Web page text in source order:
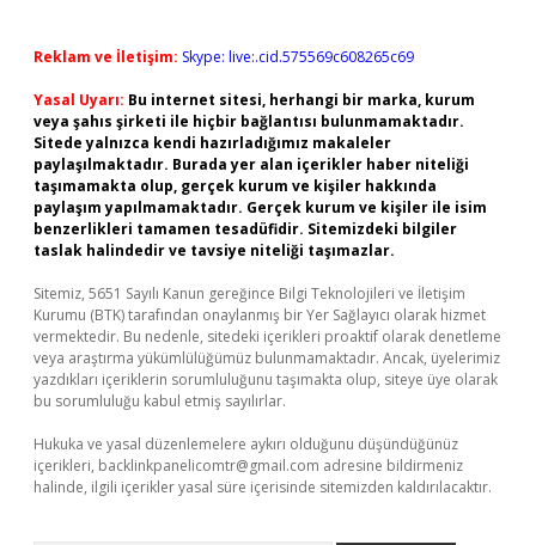
Reklam ve İletişim: Skype: live:.cid.575569c608265c69
Yasal Uyarı: Bu internet sitesi, herhangi bir marka, kurum
veya şahıs şirketi ile hiçbir bağlantısı bulunmamaktadır.
Sitede yalnızca kendi hazırladığımız makaleler
paylaşılmaktadır. Burada yer alan içerikler haber niteliği
taşımamakta olup, gerçek kurum ve kişiler hakkında
paylaşım yapılmamaktadır. Gerçek kurum ve kişiler ile isim
benzerlikleri tamamen tesadüfidir. Sitemizdeki bilgiler
taslak halindedir ve tavsiye niteliği taşımazlar.
Sitemiz, 5651 Sayılı Kanun gereğince Bilgi Teknolojileri ve İletişim
Kurumu (BTK) tarafından onaylanmış bir Yer Sağlayıcı olarak hizmet
vermektedir. Bu nedenle, sitedeki içerikleri proaktif olarak denetleme
veya araştırma yükümlülüğümüz bulunmamaktadır. Ancak, üyelerimiz
yazdıkları içeriklerin sorumluluğunu taşımakta olup, siteye üye olarak
bu sorumluluğu kabul etmiş sayılırlar.
Hukuka ve yasal düzenlemelere aykırı olduğunu düşündüğünüz
içerikleri, backlinkpanelicomtr@gmail.com adresine bildirmeniz
halinde, ilgili içerikler yasal süre içerisinde sitemizden kaldırılacaktır.